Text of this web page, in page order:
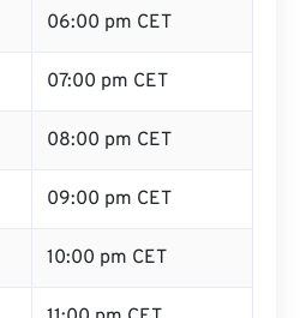
06:00 pm CET
07:00 pm CET
08:00 pm CET
09:00 pm CET
10:00 pm CET